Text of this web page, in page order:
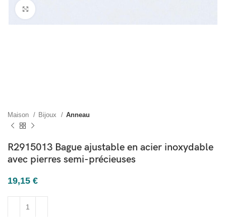
Maison Bijoux Anneau
R2915013 Bague ajustable en acier inoxydable
avec pierres semi-précieuses
19,15 €